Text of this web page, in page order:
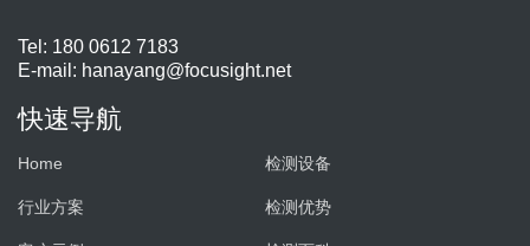
Tel: 180 0612 7183
E-mail: hanayang@focusight.net
快速导航
Home 检测设备
行业方案 检测优势